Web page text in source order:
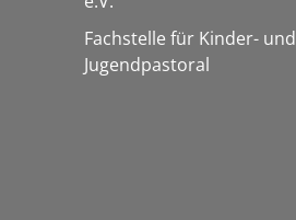
Fachstelle für Kinder- und
Jugendpastoral